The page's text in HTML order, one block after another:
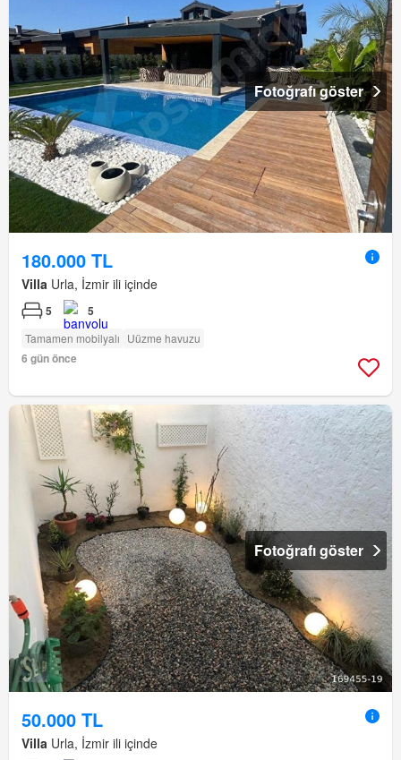
Fotoğrafı göster
180.000 TL
Villa Urla, İzmir ili içinde
5 5
Tamamen mobilyalı Uüzme havuzu
6 gün önce
Fotoğrafı göster
50.000 TL
Villa Urla, İzmir ili içinde